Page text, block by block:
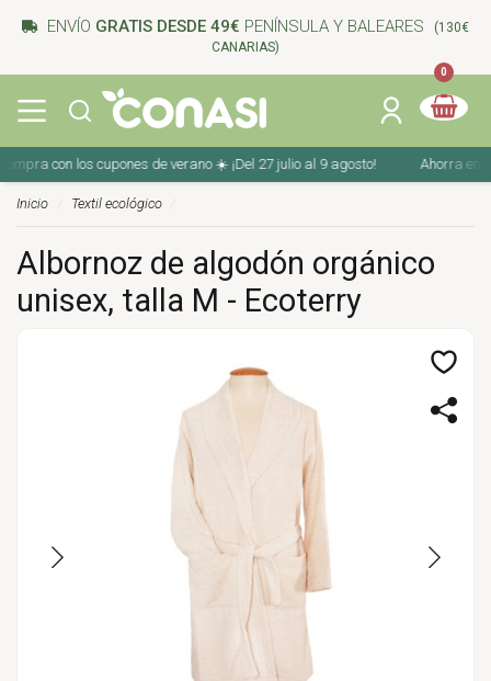
ENVÍO GRATIS DESDE 49€ PENÍNSULA Y BALEARES
(130€
CANARIAS)
0
con los cupones de verano ☀️ ¡Del 27 julio al 9 agosto! Ahorra en tu
Inicio Textil ecológico
Albornoz de algodón orgánico
unisex, talla M - Ecoterry